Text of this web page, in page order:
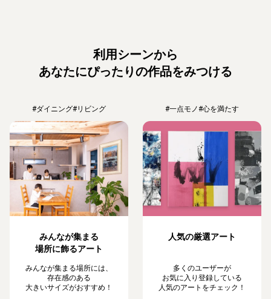
利用シーンから
あなたにぴったりの作品をみつける
#ダイニング#リビング
みんなが集まる
場所に飾るアート
みんなが集まる場所には、
存在感のある
大きいサイズがおすすめ！
#一点モノ#心を満たす
人気の厳選アート
多くのユーザーが
お気に入り登録している
人気のアートをチェック！